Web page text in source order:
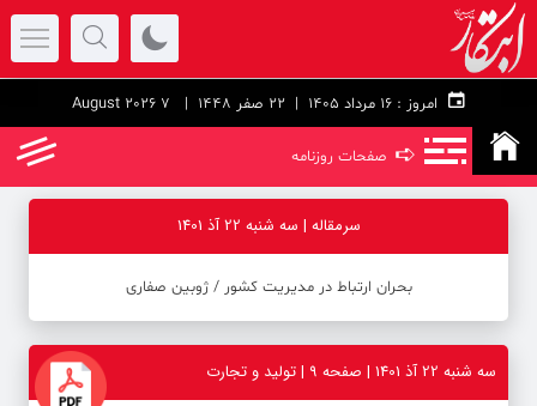
امروز : 22 صفر 1448 | 7 August 2026
➪ صفحات روزنامه
سرمقاله | سه شنبه 22 آذ 1401
بحران ارتباط در مدیریت کشور ‪/‬ ژوبین صفاری
سه شنبه 22 آذ 1401 | صفحه ۹ | تولید و تجارت